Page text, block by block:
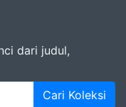
dari judul,
Cari Koleksi